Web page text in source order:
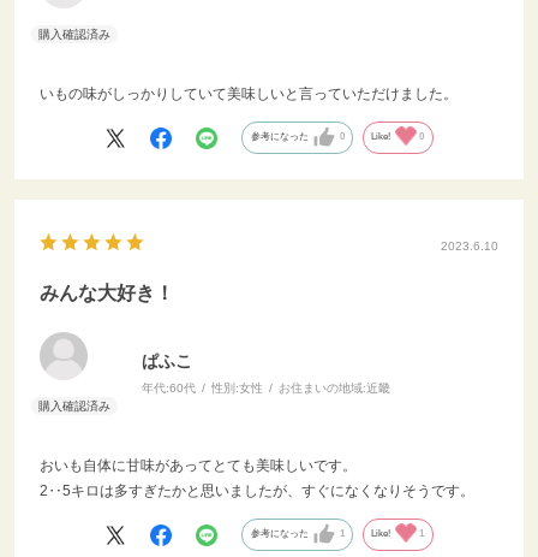
いもの味がしっかりしていて美味しいと言っていただけました。
参考になった 0 Like! 0
2023.6.10
みんな大好き！
ぱふこ
年代:60代 性別:女性 お住まいの地域:近畿
おいも自体に甘味があってとても美味しいです。
2‥5キロは多すぎたかと思いましたが、すぐになくなりそうです。
参考になった 1 Like! 1